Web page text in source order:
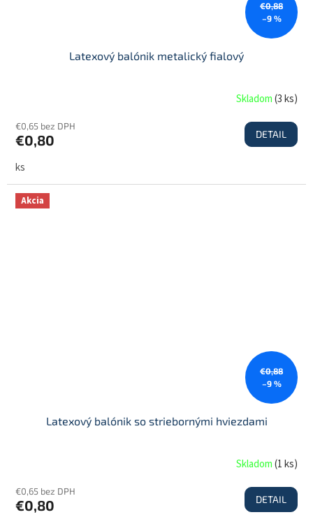
€0,88
–9 %
Latexový balónik metalický fialový
Skladom(3 ks)
€0,65 bez DPH
€0,80 DETAIL
ks
Akcia
€0,88
–9 %
Latexový balónik so striebornými hviezdami
Skladom(1 ks)
€0,65 bez DPH
€0,80 DETAIL